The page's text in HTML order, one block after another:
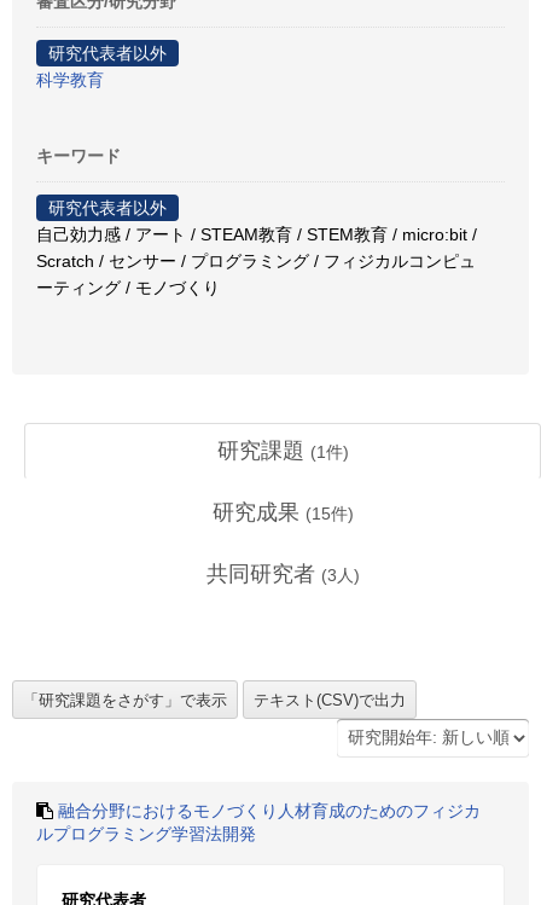
研究代表者以外
科学教育
キーワード
研究代表者以外
自己効力感 / アート / STEAM教育 / STEM教育 / micro:bit /
Scratch / センサー / プログラミング / フィジカルコンピュ
ーティング / モノづくり
研究課題 (1件)
研究成果 (15件)
共同研究者 (3 人)
融合分野におけるモノづくり人材育成のためのフィジカ
ルプログラミング学習法開発
研究代表者